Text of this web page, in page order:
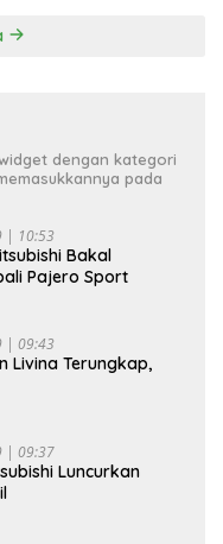
dengan kategori
pada
| 10:53
Bakal
Pajero Sport
| 09:43
Livina Terungkap,
| 09:37
Luncurkan